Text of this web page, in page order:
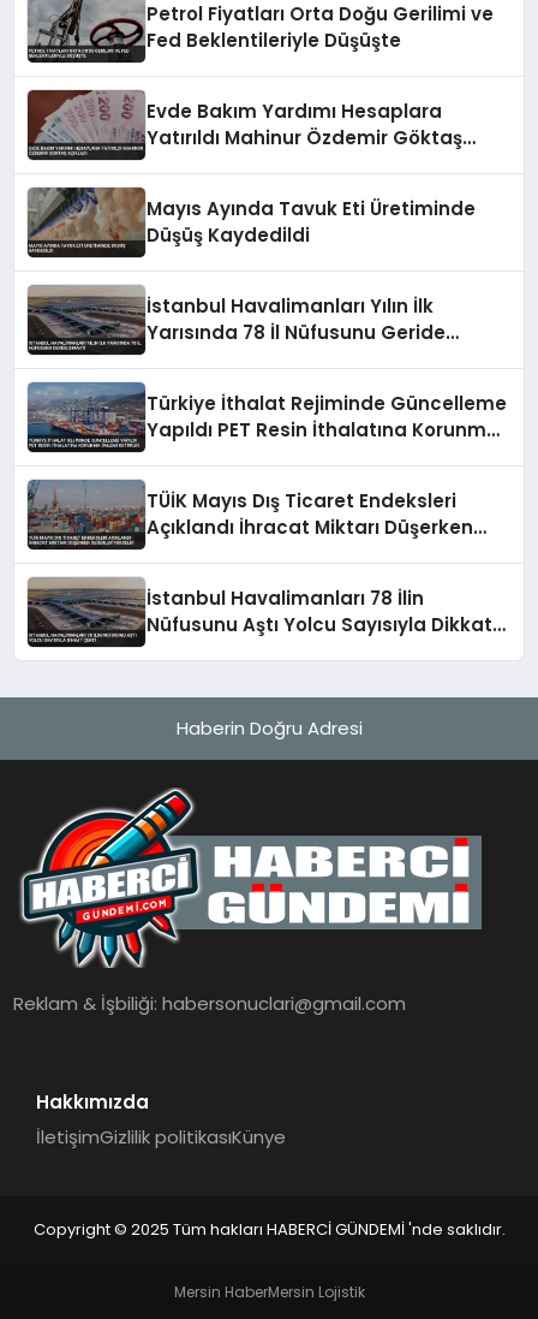
Petrol Fiyatları Orta Doğu Gerilimi ve
Fed Beklentileriyle Düşüşte
Evde Bakım Yardımı Hesaplara
Yatırıldı Mahinur Özdemir Göktaş
Mayıs Ayında Tavuk Eti Üretiminde
Düşüş Kaydedildi
İstanbul Havalimanları Yılın İlk
Yarısında 78 İl Nüfusunu Geride
Türkiye İthalat Rejiminde Güncelleme
Yapıldı PET Resin İthalatına Korunma
TÜİK Mayıs Dış Ticaret Endeksleri
Açıklandı İhracat Miktarı Düşerken
İstanbul Havalimanları 78 İlin
Nüfusunu Aştı Yolcu Sayısıyla Dikkat
Haberin Doğru Adresi
Reklam & İşbiliği:habersonuclari@gmail.com
Hakkımızda
İletişimGizlilik politikasıKünye
Copyright © 2025 Tüm hakları HABERCİ GÜNDEMİ 'nde saklıdır.
Mersin HaberMersin Lojistik